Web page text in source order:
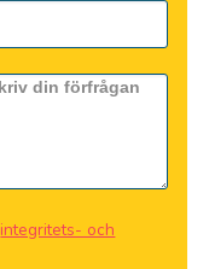
integritets- och